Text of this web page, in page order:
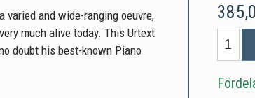
varied and wide-ranging oeuvre,
much alive today. This Urtext
doubt his best-known Piano